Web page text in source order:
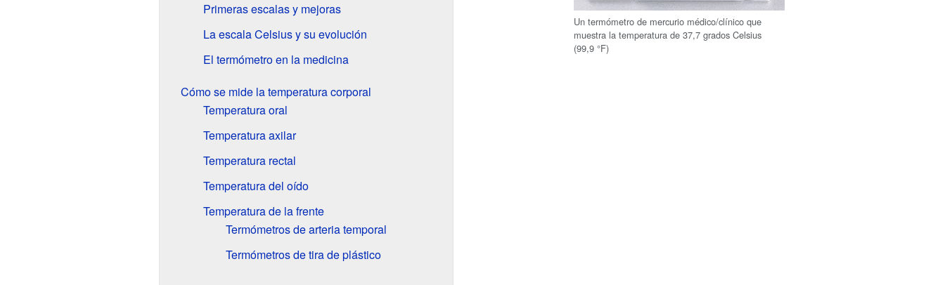
Un termómetro de mercurio médico/clínico que
muestra la temperatura de 37,7 grados Celsius
(99,9 °F)
Primeras escalas y mejoras
La escala Celsius y su evolución
El termómetro en la medicina
Cómo se mide la temperatura corporal
Temperatura oral
Temperatura axilar
Temperatura rectal
Temperatura del oído
Temperatura de la frente
Termómetros de arteria temporal
Termómetros de tira de plástico